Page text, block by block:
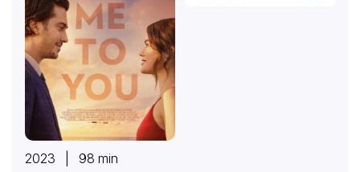
2023 | 98 min